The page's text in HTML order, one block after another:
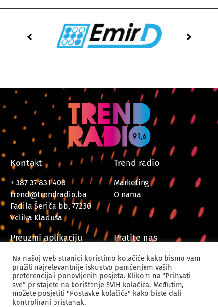
Kontakt
+ 387 37 831 408
trend@trendradio.ba
Fadila Šeriča bb, 77230
Velika Kladuša
Trend radio
Marketing
O nama
Preuzmi aplikaciju Pratite nas
Na našoj web stranici koristimo kolačiće kako bismo vam
pružili najrelevantnije iskustvo pamćenjem vaših
preferencija i ponovljenih posjeta. Klikom na “Prihvati
sve” pristajete na korištenje SVIH kolačića. Međutim,
možete posjetiti "Postavke kolačića" kako biste dali
kontrolirani pristanak.